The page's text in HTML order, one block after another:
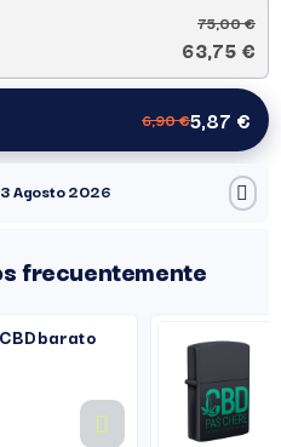
75,00 €
63,75 €
6,90 €5,87 €
Agosto 2026
frecuentemente